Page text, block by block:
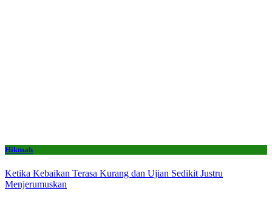
Hikmah
Ketika Kebaikan Terasa Kurang dan Ujian Sedikit Justru
Menjerumuskan